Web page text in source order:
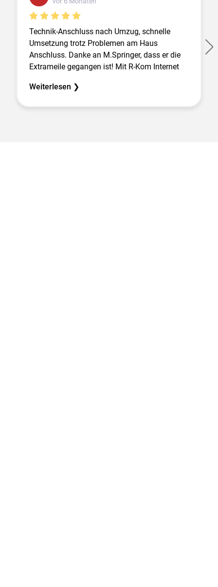
Technik-Anschluss nach Umzug, schnelle
Umsetzung trotz Problemen am Haus
Anschluss. Danke an M.Springer, dass er die
Extrameile gegangen ist! Mit R-Kom Internet
Weiterlesen ❯